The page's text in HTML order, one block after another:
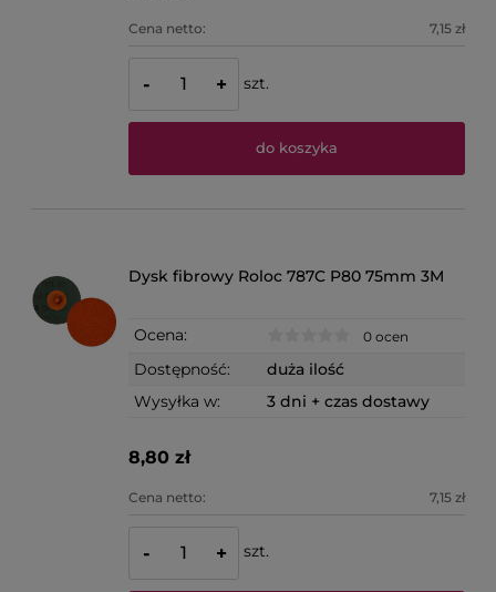
Cena netto: 7,15 zł
- + szt.
do koszyka
Dysk fibrowy Roloc 787C P80 75mm 3M
Ocena: 0 ocen
Dostępność:
duża ilość
Wysyłka w:
3 dni + czas dostawy
8,80 zł
Cena netto: 7,15 zł
- + szt.